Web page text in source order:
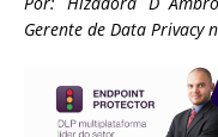
Gerente de Data Privacy